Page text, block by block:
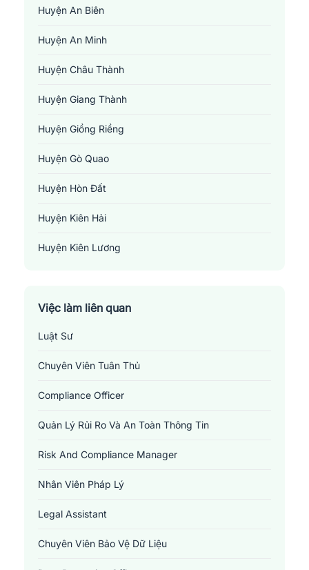
Huyện An Biên
Huyện An Minh
Huyện Châu Thành
Huyện Giang Thành
Huyện Giồng Riềng
Huyện Gò Quao
Huyện Hòn Đất
Huyện Kiên Hải
Huyện Kiên Lương
Huyện Tân Hiệp
Huyện U Minh Thượng
Huyện Vĩnh Thuận
Thành Phố Rạch Giá
Thị Xã Hà Tiên
Việc làm liên quan
Luật Sư
Chuyên Viên Tuân Thủ
Compliance Officer
Quản Lý Rủi Ro Và An Toàn Thông Tin
Risk And Compliance Manager
Nhân Viên Pháp Lý
Legal Assistant
Chuyên Viên Bảo Vệ Dữ Liệu